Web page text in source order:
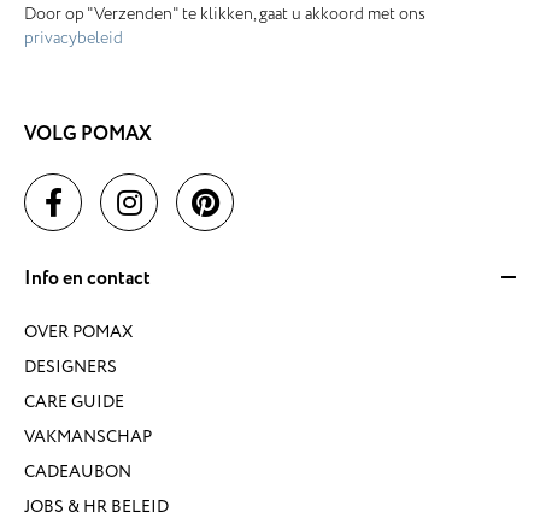
Door op "Verzenden" te klikken, gaat u akkoord met ons
privacybeleid
VOLG POMAX
Info en contact
OVER POMAX
DESIGNERS
CARE GUIDE
VAKMANSCHAP
CADEAUBON
JOBS & HR BELEID